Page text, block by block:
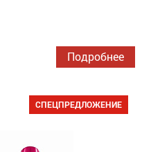
Подробнее
СПЕЦПРЕДЛОЖЕНИЕ